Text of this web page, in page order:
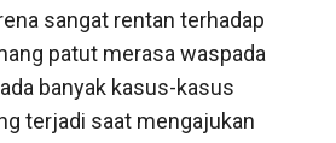
sangat rentan terhadap
patut merasa waspada
banyak kasus-kasus
terjadi saat mengajukan